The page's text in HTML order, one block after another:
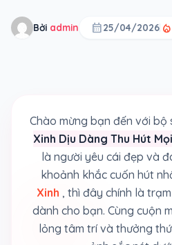
Bởi admin calendar_month25/04/2026 local_fire_department
Chào mừng bạn đến với bộ
Xinh Dịu Dàng Thu Hút
là người yêu cái đẹp và
khoảnh khắc cuốn hút
Xinh , thì đây chính là
dành cho bạn. Cùng cuộn
lỏng tâm trí và thưởng